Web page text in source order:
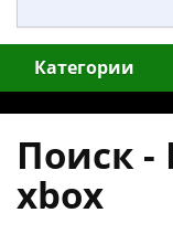
Категории
Поиск -
xbox